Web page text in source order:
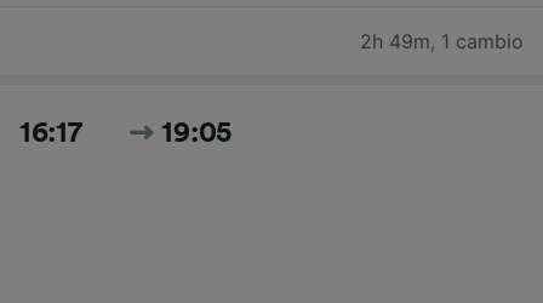
2h 49m, 1 cambio
16:17 19:05